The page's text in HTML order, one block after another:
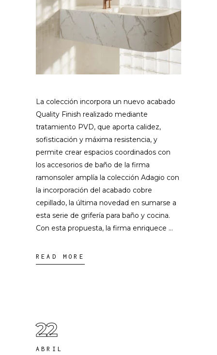
La colección incorpora un nuevo acabado
Quality Finish realizado mediante
tratamiento PVD, que aporta calidez,
sofisticación y máxima resistencia, y
permite crear espacios coordinados con
los accesorios de baño de la firma
ramonsoler amplía la colección Adagio con
la incorporación del acabado cobre
cepillado, la última novedad en sumarse a
esta serie de grifería para baño y cocina.
Con esta propuesta, la firma enriquece
READ MORE
22
ABRIL